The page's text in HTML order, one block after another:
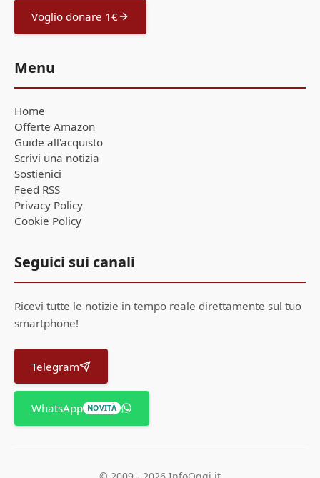
Voglio donare 1€
Menu
Home
Offerte Amazon
Guide all'acquisto
Scrivi una notizia
Sostienici
Feed RSS
Privacy Policy
Cookie Policy
Seguici sui canali
Ricevi tutte le notizie in tempo reale direttamente sul tuo
smartphone!
Telegram
WhatsApp NOVITÀ